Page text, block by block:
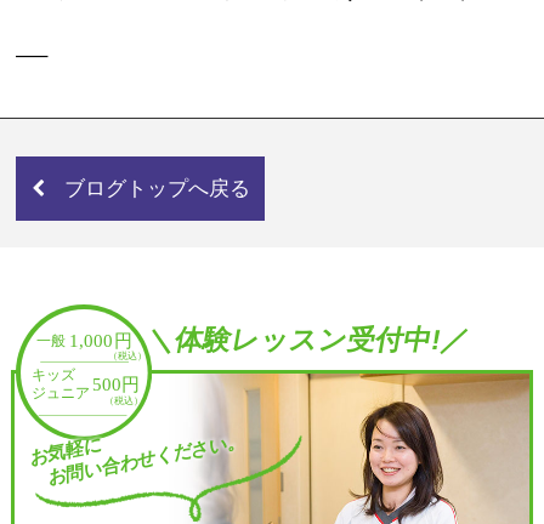
—–
ブログトップへ戻る
＼体験レッスン受付中!／
お気軽に
お問い合わせください。